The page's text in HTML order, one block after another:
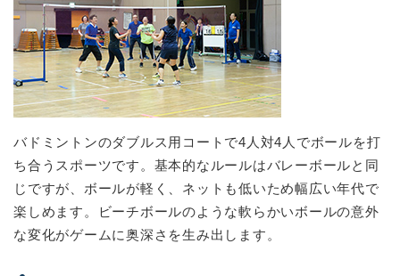
バドミントンのダブルス用コートで4人対4人でボールを打
ち合うスポーツです。基本的なルールはバレーボールと同
じですが、ボールが軽く、ネットも低いため幅広い年代で
楽しめます。ビーチボールのような軟らかいボールの意外
な変化がゲームに奥深さを生み出します。